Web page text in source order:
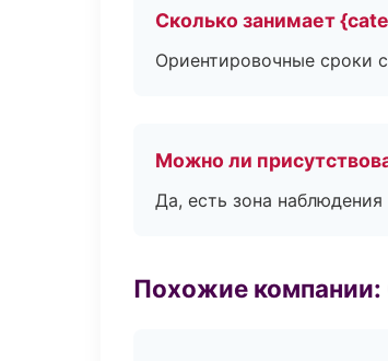
Сколько занимает
Ориентировочные сроки
Можно ли
Да, есть зона
Похожие компании: